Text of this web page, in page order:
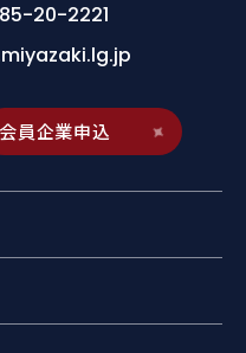
20-2221
会員企業申込